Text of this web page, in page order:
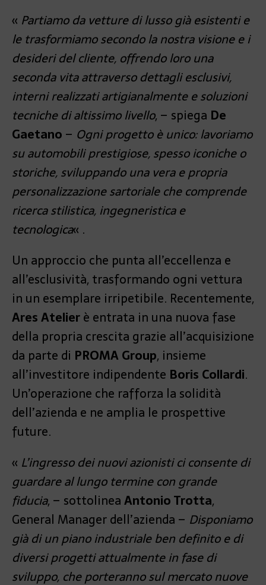
« Partiamo da vetture di lusso già esistenti e
le trasformiamo secondo la nostra visione e i
desideri del cliente, offrendo loro una
seconda vita attraverso dettagli esclusivi,
interni realizzati artigianalmente e soluzioni
tecniche di altissimo livello, – spiega De
Gaetano – Ogni progetto è unico: lavoriamo
su automobili prestigiose, spesso iconiche o
storiche, sviluppando una vera e propria
personalizzazione sartoriale che comprende
ricerca stilistica, ingegneristica e
tecnologica« .
Un approccio che punta all’eccellenza e
all’esclusività, trasformando ogni vettura
in un esemplare irripetibile. Recentemente,
Ares Atelierè entrata in una nuova fase
della propria crescita grazie all’acquisizione
da parte di PROMA Group, insieme
all’investitore indipendente Boris Collardi.
Un’operazione che rafforza la solidità
dell’azienda e ne amplia le prospettive
future.
« L’ingresso dei nuovi azionisti ci consente di
guardare al lungo termine con grande
fiducia, – sottolineaAntonio Trotta,
General Manager dell’azienda – Disponiamo
già di un piano industriale ben definito e di
diversi progetti attualmente in fase di
sviluppo, che porteranno sul mercato nuove